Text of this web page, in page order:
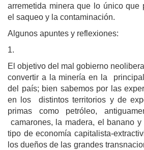
arremetida minera que lo único que
el saqueo y la contaminación.
Algunos apuntes y reflexiones:
1.
El objetivo del mal gobierno
convertir a la minería en la
del país; bien sabemos por las
en los distintos territorios y de
primas como petróleo,
camarones, la madera, el banano
tipo de economía capitalista-
los dueños de las grandes